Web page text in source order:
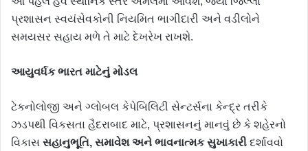
પ્રશાસન સ્વયંસેવકોની નિયમિત ભાગીદારી અને વડીલોને
સમયસર સહાય મળે તે માટે દેખરેખ રાખશે.
આયુવર્ધક ભારત માટેનું મોડલ
ટેકનોલોજી અને ગ્લોબલ કેપેબિલિટી સેન્ટર્સના કેન્દ્ર તરીકે
ઝડપથી વિકસતા હૈદરાબાદ માટે, પ્રશાસનનું માનવું છે કે શહેરનો
વિકાસ સહાનુભૂતિ, સમાવેશ અને ભાવનાત્મક સુખાકારી દર્શાવવો